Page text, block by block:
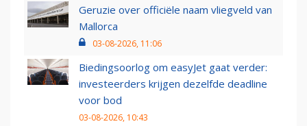
Geruzie over officiële naam vliegveld van
Mallorca
03-08-2026, 11:06
Biedingsoorlog om easyJet gaat verder:
investeerders krijgen dezelfde deadline
voor bod
03-08-2026, 10:43